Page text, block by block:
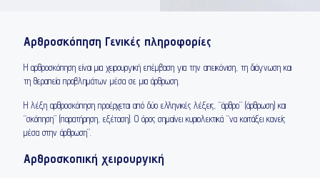
Αρθροσκόπηση Γενικές πληροφορίες
Η αρθροσκόπηση είναι μια χειρουργική επέμβαση για την απεικόνιση, τη διάγνωση και
τη θεραπεία προβλημάτων μέσα σε μια άρθρωση.
Η λέξη αρθροσκόπηση προέρχεται από δύο ελληνικές λέξεις, “άρθρο” (άρθρωση) και
“σκόπηση” (παρατήρηση, εξέταση). Ο όρος σημαίνει κυριολεκτικά “να κοιτάξει κανείς
μέσα στην άρθρωση”.
Αρθροσκοπική χειρουργική